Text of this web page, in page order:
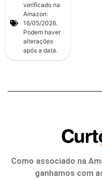
verificado na
Amazon:
16/05/2026.
Podem haver
alterações
após a data.
Como associado na
ganhamos com